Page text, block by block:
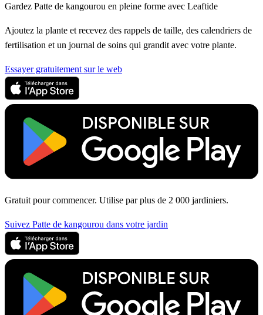
Gardez Patte de kangourou en pleine forme avec Leaftide
Ajoutez la plante et recevez des rappels de taille, des calendriers de
fertilisation et un journal de soins qui grandit avec votre plante.
Essayer gratuitement sur le web
Gratuit pour commencer. Utilise par plus de 2 000 jardiniers.
Suivez Patte de kangourou dans votre jardin